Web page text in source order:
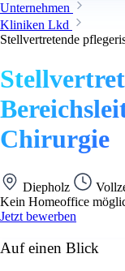
Unternehmen
Kliniken Lkd
Stellvertretende
Chirurgie
Diepholz
Kein Homeoffice
Jetzt bewerben
Auf einen Blick